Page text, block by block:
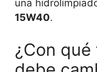
una
15W40.
¿Con